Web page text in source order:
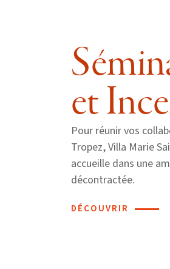
et
Pour réunir vos
Tropez, Villa Marie
accueille dans une
décontractée.
DÉCOUVRIR